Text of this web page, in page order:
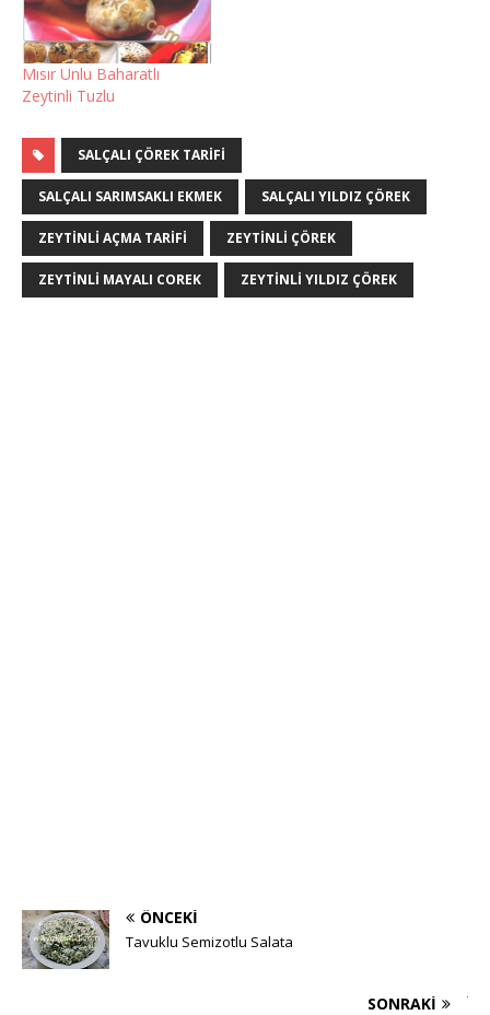
Mısır Unlu Baharatlı
Zeytinli Tuzlu
SALÇALI ÇÖREK TARIFI
SALÇALI SARIMSAKLI EKMEK SALÇALI YILDIZ ÇÖREK
ZEYTINLI AÇMA TARIFI ZEYTINLI ÇÖREK
ZEYTINLI MAYALI COREK ZEYTINLI YILDIZ ÇÖREK
ÖNCEKI
Tavuklu Semizotlu Salata
SONRAKI